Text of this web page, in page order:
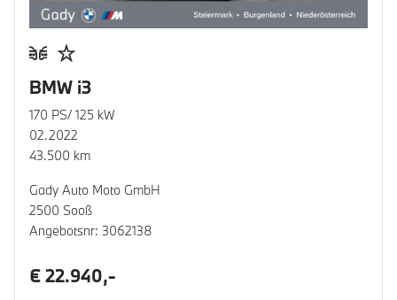
BMW i3
170 PS/ 125 kW
02.2022
43.500 km
Gady Auto Moto GmbH
2500 Sooß
Angebotsnr: 3062138
€ 22.940,-